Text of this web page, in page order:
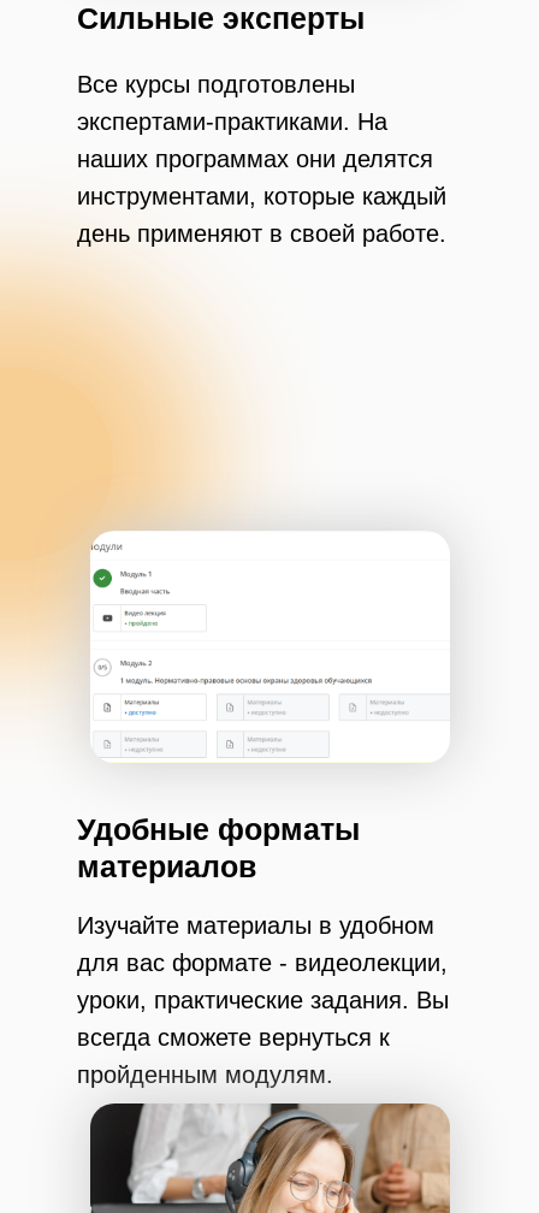
Все курсы подготовлены
экспертами-практиками. На
наших программах они делятся
инструментами, которые каждый
день применяют в своей работе.
Сильные эксперты
Изучайте материалы в удобном
для вас формате - видеолекции,
уроки, практические задания. Вы
всегда сможете вернуться к
пройденным модулям.
Удобные форматы
материалов